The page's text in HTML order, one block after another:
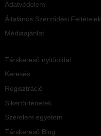
Adatvédelem
Általános Szerződési Feltételek
Médiaajánlat
Társkereső nyitóoldal
Keresés
Regisztráció
Sikertörténetek
Szerelem egyetem
Társkereső Blog